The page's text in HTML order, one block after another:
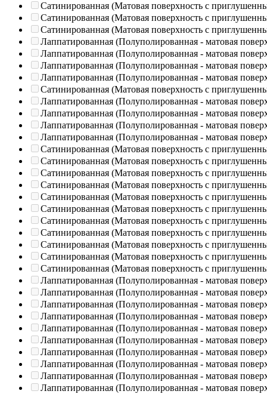
Сатинированная (Матовая поверхность с
Сатинированная (Матовая поверхность с
Сатинированная (Матовая поверхность с
Лаппатированная (Полуполированная - матовая
Лаппатированная (Полуполированная - матовая
Лаппатированная (Полуполированная - матовая
Лаппатированная (Полуполированная - матовая
Сатинированная (Матовая поверхность с
Лаппатированная (Полуполированная - матовая
Лаппатированная (Полуполированная - матовая
Лаппатированная (Полуполированная - матовая
Лаппатированная (Полуполированная - матовая
Сатинированная (Матовая поверхность с
Сатинированная (Матовая поверхность с
Сатинированная (Матовая поверхность с
Сатинированная (Матовая поверхность с
Сатинированная (Матовая поверхность с
Сатинированная (Матовая поверхность с
Сатинированная (Матовая поверхность с
Сатинированная (Матовая поверхность с
Сатинированная (Матовая поверхность с
Сатинированная (Матовая поверхность с
Сатинированная (Матовая поверхность с
Лаппатированная (Полуполированная - матовая
Лаппатированная (Полуполированная - матовая
Лаппатированная (Полуполированная - матовая
Лаппатированная (Полуполированная - матовая
Лаппатированная (Полуполированная - матовая
Лаппатированная (Полуполированная - матовая
Лаппатированная (Полуполированная - матовая
Лаппатированная (Полуполированная - матовая
Лаппатированная (Полуполированная - матовая
Лаппатированная (Полуполированная - матовая